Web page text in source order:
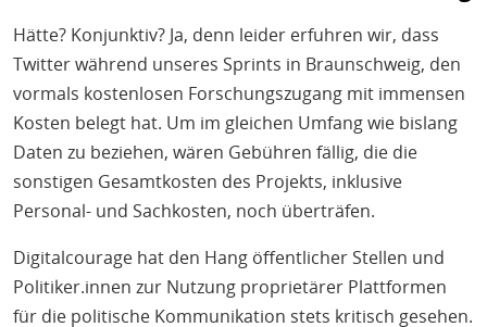
Hätte? Konjunktiv? Ja, denn leider erfuhren wir, dass
Twitter während unseres Sprints in Braunschweig, den
vormals kostenlosen Forschungszugang mit immensen
Kosten belegt hat. Um im gleichen Umfang wie bislang
Daten zu beziehen, wären Gebühren fällig, die die
sonstigen Gesamtkosten des Projekts, inklusive
Personal- und Sachkosten, noch überträfen.
Digitalcourage hat den Hang öffentlicher Stellen und
Politiker.innen zur Nutzung proprietärer Plattformen
für die politische Kommunikation stets kritisch gesehen.